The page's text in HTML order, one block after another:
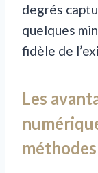
degrés
quelques
fidèle de
Les